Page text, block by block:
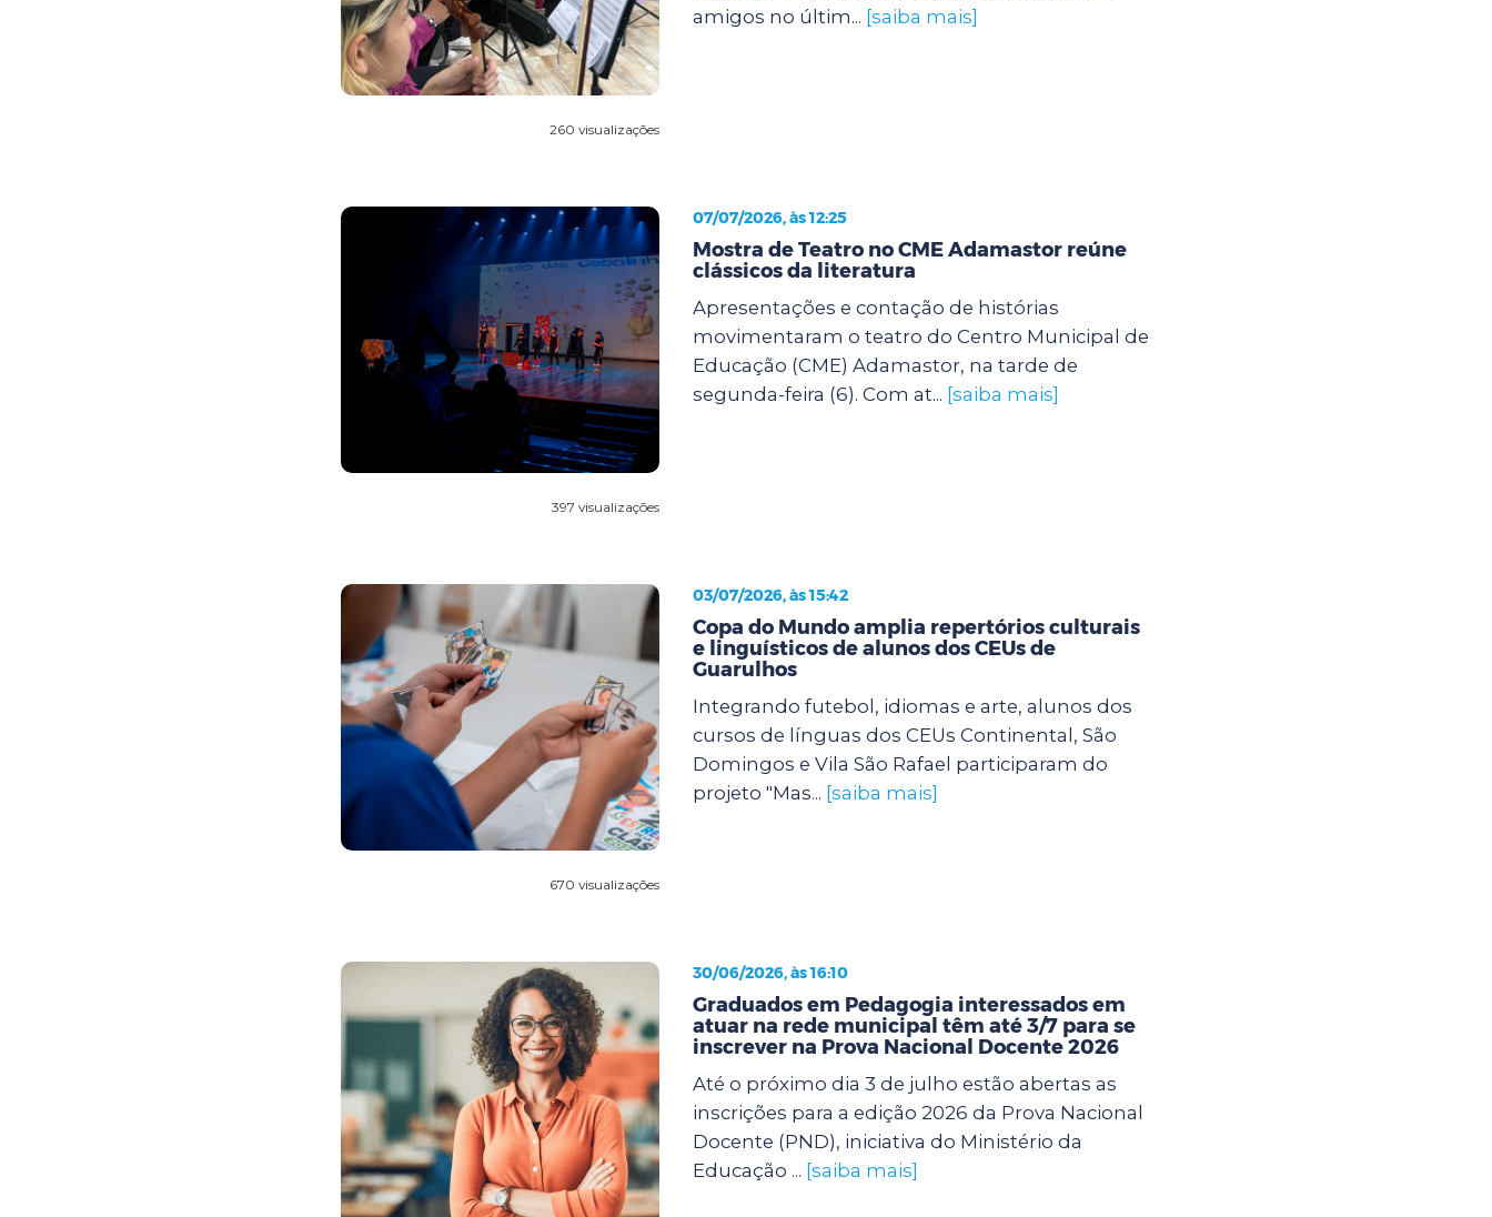
260 visualizações
amigos no últim... [saiba mais]
397 visualizações
07/07/2026, às 12:25
Mostra de Teatro no CME Adamastor reúne
clássicos da literatura
Apresentações e contação de histórias
movimentaram o teatro do Centro Municipal de
Educação (CME) Adamastor, na tarde de
segunda-feira (6). Com at... [saiba mais]
670 visualizações
03/07/2026, às 15:42
Copa do Mundo amplia repertórios culturais
e linguísticos de alunos dos CEUs de
Guarulhos
Integrando futebol, idiomas e arte, alunos dos
cursos de línguas dos CEUs Continental, São
Domingos e Vila São Rafael participaram do
projeto "Mas... [saiba mais]
30/06/2026, às 16:10
Graduados em Pedagogia interessados em
atuar na rede municipal têm até 3/7 para se
inscrever na Prova Nacional Docente 2026
Até o próximo dia 3 de julho estão abertas as
inscrições para a edição 2026 da Prova Nacional
Docente (PND), iniciativa do Ministério da
Educação ... [saiba mais]